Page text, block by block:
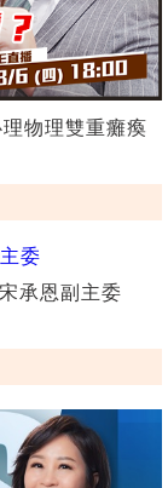
物理雙重癱瘓
承恩副主委